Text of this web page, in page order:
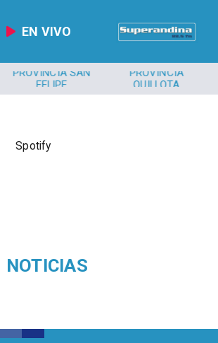
EN VIVO
PROVINCIA SAN
FELIPE
PROVINCIA
QUILLOTA
Spotify
NOTICIAS